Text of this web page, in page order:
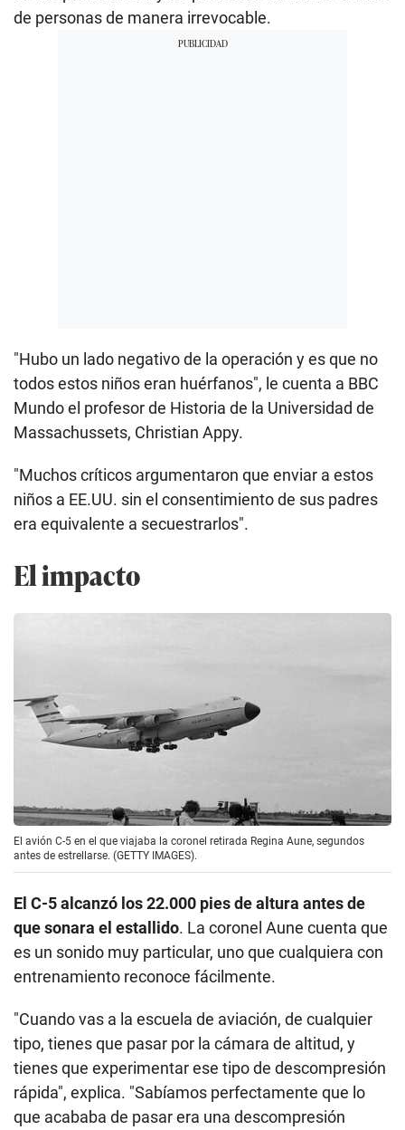
de personas de manera irrevocable.
"Hubo un lado negativo de la operación y es que no
todos estos niños eran huérfanos", le cuenta a BBC
Mundo el profesor de Historia de la Universidad de
Massachussets, Christian Appy.
"Muchos críticos argumentaron que enviar a estos
niños a EE.UU. sin el consentimiento de sus padres
era equivalente a secuestrarlos".
El impacto
El avión C-5 en el que viajaba la coronel retirada Regina Aune, segundos
antes de estrellarse. (GETTY IMAGES).
El C-5 alcanzó los 22.000 pies de altura antes de
que sonara el estallido. La coronel Aune cuenta que
es un sonido muy particular, uno que cualquiera con
entrenamiento reconoce fácilmente.
"Cuando vas a la escuela de aviación, de cualquier
tipo, tienes que pasar por la cámara de altitud, y
tienes que experimentar ese tipo de descompresión
rápida", explica. "Sabíamos perfectamente que lo
que acababa de pasar era una descompresión